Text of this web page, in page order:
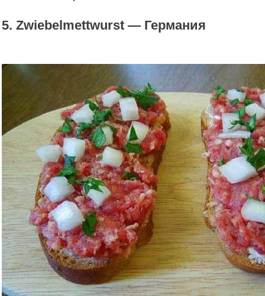
5. Zwiebelmettwurst — Германия